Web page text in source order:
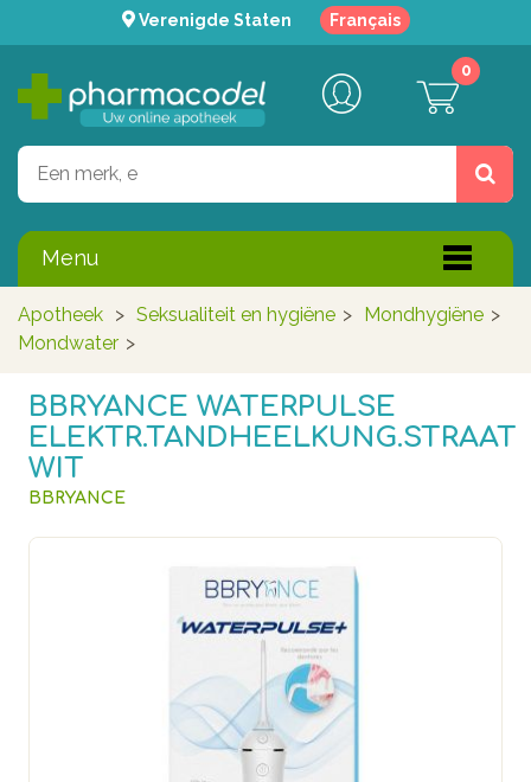
Verenigde Staten Français
0
Menu
Apotheek > Seksualiteit en hygiëne > Mondhygiëne >
Mondwater >
BBRYANCE WATERPULSE
ELEKTR.TANDHEELKUNG.STRAAT
WIT
BBRYANCE